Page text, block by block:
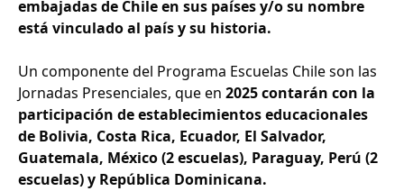
embajadas de Chile en sus países y/o su nombre
está vinculado al país y su historia.
Un componente del Programa Escuelas Chile son las
Jornadas Presenciales, que en 2025 contarán con la
participación de establecimientos educacionales
de Bolivia, Costa Rica, Ecuador, El Salvador,
Guatemala, México (2 escuelas), Paraguay, Perú (2
escuelas) y República Dominicana.